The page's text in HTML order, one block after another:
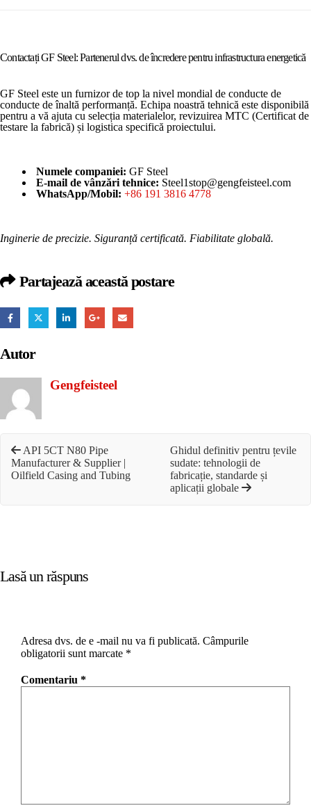
Contactați GF Steel: Partenerul dvs. de încredere pentru infrastructura energetică
GF Steel este un furnizor de top la nivel mondial de conducte de
conducte de înaltă performanță. Echipa noastră tehnică este disponibilă
pentru a vă ajuta cu selecția materialelor, revizuirea MTC (Certificat de
testare la fabrică) și logistica specifică proiectului.
Numele companiei: GF Steel
E-mail de vânzări tehnice: Steel1stop@gengfeisteel.com
WhatsApp/Mobil: +86 191 3816 4778
Inginerie de precizie. Siguranță certificată. Fiabilitate globală.
Partajează această postare
Autor
Gengfeisteel
API 5CT N80 Pipe
Manufacturer & Supplier |
Oilfield Casing and Tubing
Ghidul definitiv pentru țevile
sudate: tehnologii de
fabricație, standarde și
aplicații globale
Lasă un răspuns
Adresa dvs. de e -mail nu va fi publicată. Câmpurile
obligatorii sunt marcate *
Comentariu *